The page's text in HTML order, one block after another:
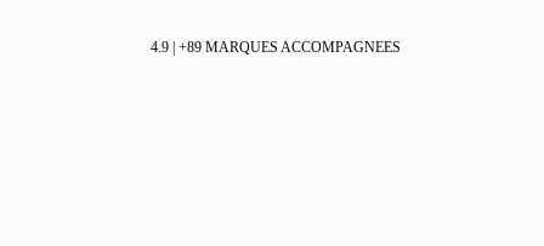
4.9 | +89 MARQUES ACCOMPAGNEES